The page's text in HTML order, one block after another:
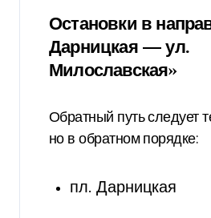
Остановки в
Дарницкая — ул.
Милославская»
Обратный путь следует
но в обратном порядке:
пл. Дарницкая